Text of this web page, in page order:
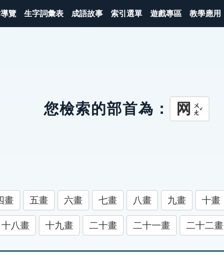
覽 生字詞彙表 成語故事 索引選單 遊戲專區 教學應用
您檢索的部首為： 网 ㄨㄤˇ
畫 五畫 六畫 七畫 八畫 九畫 十畫
十八畫 十九畫 二十畫 二十一畫 二十二畫